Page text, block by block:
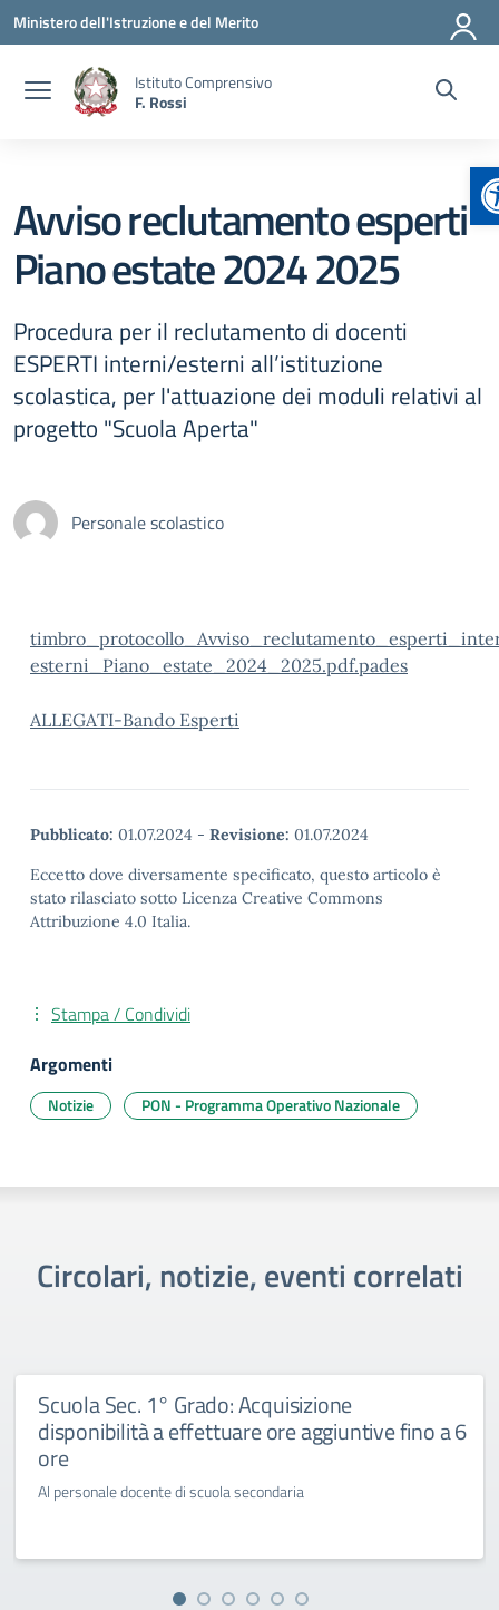
Vai ai contenuti
Vai al menu di navigazione
Vai al footer
Ministero dell'Istruzione e del Merito
Istituto Comprensivo
F. Rossi
Avviso reclutamento esperti
Piano estate 2024 2025
Procedura per il reclutamento di docenti
ESPERTI interni/esterni all’istituzione
scolastica, per l'attuazione dei moduli relativi al
progetto "Scuola Aperta"
Personale scolastico
esterni_Piano_estate_2024_2025.pdf.pades
ALLEGATI-Bando Esperti
Pubblicato: 01.07.2024 - Revisione: 01.07.2024
Eccetto dove diversamente specificato, questo articolo è
stato rilasciato sotto Licenza Creative Commons
Attribuzione 4.0 Italia.
Stampa / Condividi
Argomenti
Notizie PON - Programma Operativo Nazionale
Circolari, notizie, eventi correlati
Scuola Sec. 1° Grado: Acquisizione
disponibilità a effettuare ore aggiuntive fino a 6
ore
Al personale docente di scuola secondaria